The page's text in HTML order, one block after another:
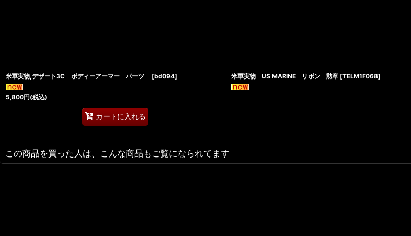
米軍実物,デザート3C ボディーアーマー パーツ [bd094]
5,800円(税込)
カートに入れる
米軍実物 US MARINE リボン 勲章 [TELM1F068]
この商品を買った人は、こんな商品もご覧になられてます